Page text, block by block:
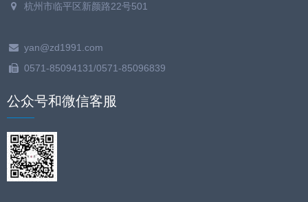
杭州市临平区新颜路22号501
yan@zd1991.com
0571-85094131/0571-85096839
公众号和微信客服